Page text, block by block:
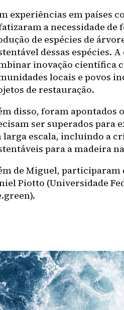
experiências em países
a necessidade
de espécies de
dessas espécies.
inovação científica
locais e povos
de restauração.
disso, foram apontados
ser superados para
larga escala, incluindo a
para a madeira
de Miguel, participaram
Piotto (Universidade